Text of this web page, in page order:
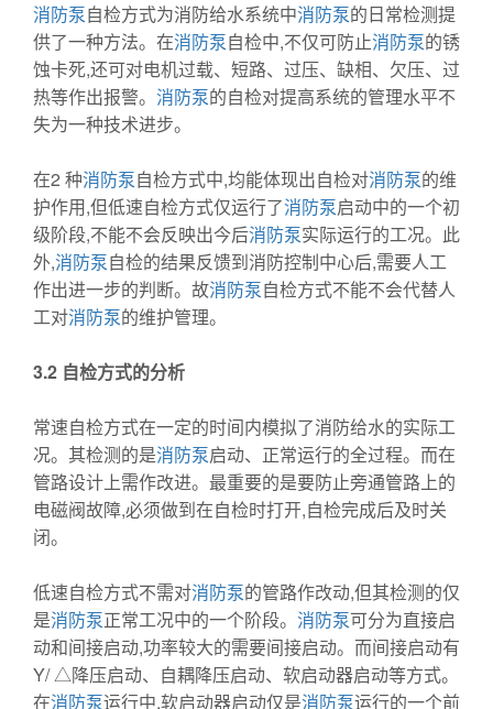
消防泵自检方式为消防给水系统中消防泵的日常检测提
供了一种方法。在消防泵自检中,不仅可防止消防泵的锈
蚀卡死,还可对电机过载、短路、过压、缺相、欠压、过
热等作出报警。 消防泵的自检对提高系统的管理水平不
失为一种技术进步。
在2 种消防泵自检方式中,均能体现出自检对消防泵的维
护作用,但低速自检方式仅运行了消防泵启动中的一个初
级阶段,不能不会反映出今后消防泵实际运行的工况。此
外,消防泵自检的结果反馈到消防控制中心后,需要人工
作出进一步的判断。故消防泵自检方式不能不会代替人
工对消防泵的维护管理。
3.2 自检方式的分析
常速自检方式在一定的时间内模拟了消防给水的实际工
况。其检测的是消防泵启动、正常运行的全过程。而在
管路设计上需作改进。最重要的是要防止旁通管路上的
电磁阀故障,必须做到在自检时打开,自检完成后及时关
闭。
低速自检方式不需对消防泵的管路作改动,但其检测的仅
是消防泵正常工况中的一个阶段。 消防泵可分为直接启
动和间接启动,功率较大的需要间接启动。而间接启动有
Y/ △降压启动、自耦降压启动、软启动器启动等方式。
在消防泵运行中,软启动器启动仅是消防泵运行的一个前